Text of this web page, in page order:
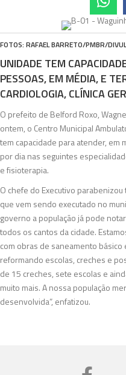
FOTOS: RAFAEL BARRETO/PMBR/
UNIDADE TEM
PESSOAS, EM MÉDIA, E
CARDIOLOGIA, CLÍNICA
O prefeito de Belford Roxo,
ontem, o Centro Municipal
tem capacidade para atender, em
por dia nas seguintes
e fisioterapia.
O chefe do Executivo
que vem sendo executado no
governo a população já pode
todos os cantos da cidade.
com obras de saneamento básico
reformando escolas, creches e
de 15 creches, sete escolas e
muito mais. A nossa população
desenvolvida”, enfatizou.